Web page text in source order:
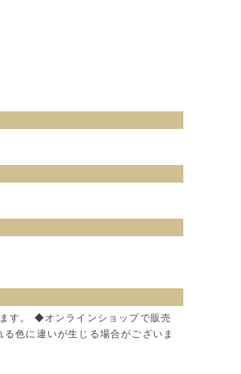
す。 ◆オンラインショップで販売
色に違いが生じる場合がございま